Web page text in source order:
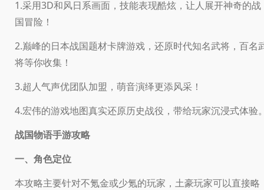
1.采用3D和风日系画面，技能表现酷炫，让人展开神奇的战
国冒险！
2.巅峰的日本战国题材卡牌游戏，还原时代知名武将，百名
将等你收集！
3.超人气声优团队加盟，萌音演绎更添风采！
4.宏伟的游戏地图真实还原历史战役，带给玩家沉浸式体验
战国物语手游攻略
一、角色定位
本攻略主要针对不氪金或少氪的玩家，土豪玩家可以直接略